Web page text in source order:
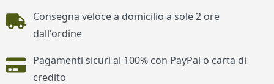
Piè di pagina
Consegna veloce a domicilio a sole 2 ore
dall'ordine
Pagamenti sicuri al 100% con PayPal o carta di
credito